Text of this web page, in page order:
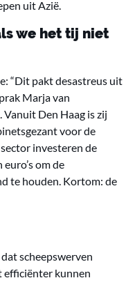
uit Azië.
we het tij niet
“Dit pakt desastreus uit
Marja van
Den Haag is zij
voor de
investeren de
om de
te houden. Kortom: de
scheepswerven
kunnen